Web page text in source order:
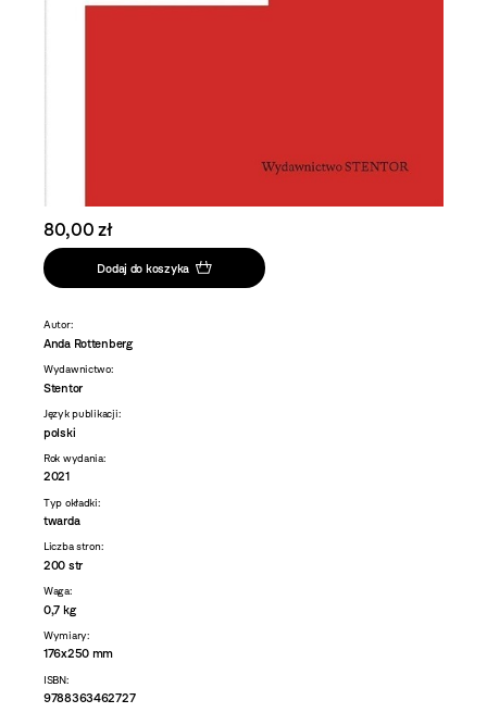
80,00 zł
Dodaj do koszyka
Autor:
Anda Rottenberg
Wydawnictwo:
Stentor
Język publikacji:
polski
Rok wydania:
2021
Typ okładki:
twarda
Liczba stron:
200 str
Waga:
0,7 kg
Wymiary:
176x250 mm
ISBN:
9788363462727